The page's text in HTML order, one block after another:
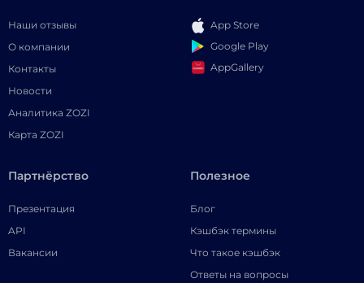
Наши отзывы
О компании
Контакты
Новости
Аналитика ZOZI
Карта ZOZI
App Store
Google Play
AppGallery
Партнёрство
Презентация
API
Вакансии
Полезное
Блог
Кэшбэк термины
Что такое кэшбэк
Ответы на вопросы